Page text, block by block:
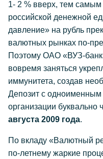
1- 2 % вверх, тем
российской денежной
давление» на рубль
валютных рынках по-
Поэтому ОАО «ВУЗ-
вовремя заняться
иммунитета, создав
Депозит с одноименным
организации буквально
августа 2009 года.
По вкладу «Валютный
по-летнему жаркие